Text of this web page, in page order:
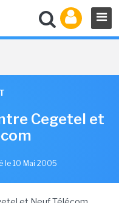
Cegetel et
le 10 Mai 2005